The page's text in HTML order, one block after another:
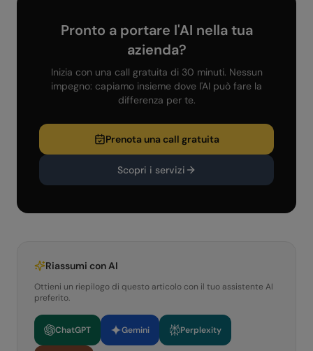
Pronto a portare l'AI nella tua
azienda?
Inizia con una call gratuita di 30 minuti. Nessun
impegno: capiamo insieme dove l'AI può fare la
differenza per te.
Prenota una call gratuita
Scopri i servizi
Riassumi con AI
Ottieni un riepilogo di questo articolo con il tuo assistente AI
preferito.
ChatGPT Gemini Perplexity